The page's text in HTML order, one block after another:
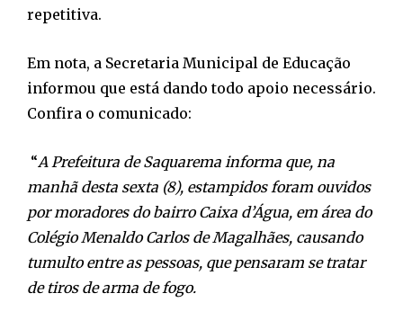
repetitiva.
Em nota, a Secretaria Municipal de Educação
informou que está dando todo apoio necessário.
Confira o comunicado:
“A Prefeitura de Saquarema informa que, na
manhã desta sexta (8), estampidos foram ouvidos
por moradores do bairro Caixa d’Água, em área do
Colégio Menaldo Carlos de Magalhães, causando
tumulto entre as pessoas, que pensaram se tratar
de tiros de arma de fogo.